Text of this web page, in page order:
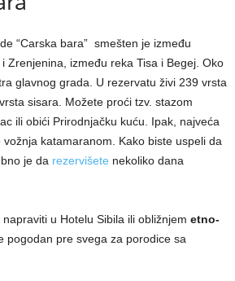
“Carska bara” smešten je između
Zrenjenina, između reka Tisa i Begej. Oko
glavnog grada. U rezervatu živi 239 vrsta
sisara. Možete proći tzv. stazom
ili obići Prirodnjačku kuću. Ipak, najveća
katamaranom. Kako biste uspeli da
je da rezervišete nekoliko dana
u Hotelu Sibila ili obližnjem etno-
pogodan pre svega za porodice sa